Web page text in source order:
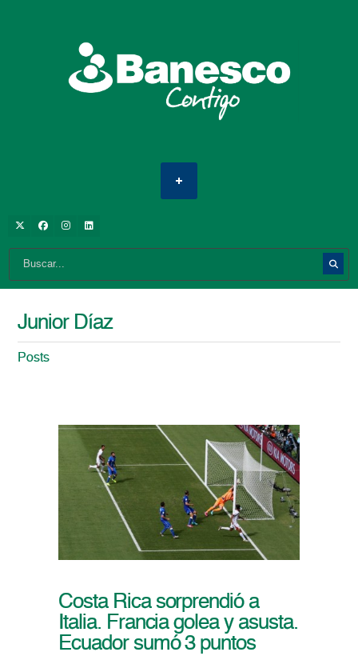
Junior Díaz
Posts
Costa Rica sorprendió a
Italia. Francia golea y asusta.
Ecuador sumó 3 puntos